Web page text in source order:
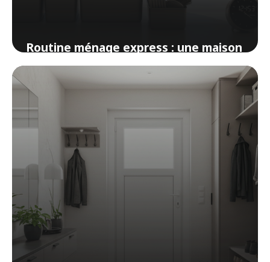
Routine ménage express : une maison
propre en 20 minutes par jour
12 avril 2026